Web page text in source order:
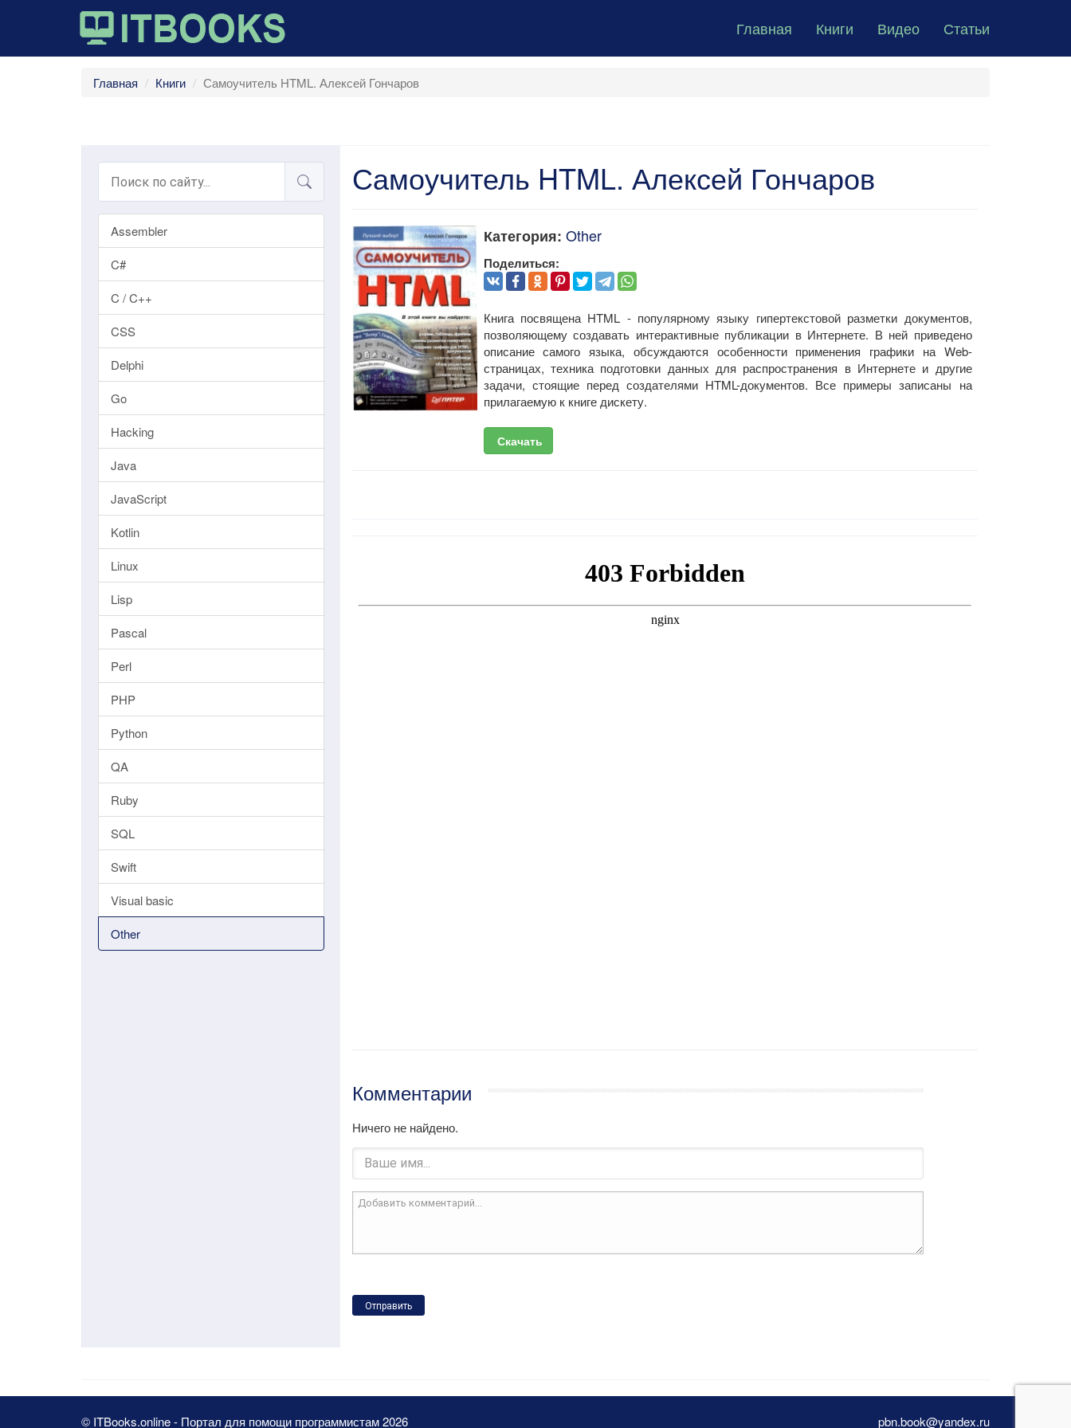
Главная Книги Видео Статьи
Главная Книги Самоучитель HTML. Алексей Гончаров
Assembler
C#
C / C++
CSS
Delphi
Go
Hacking
Java
JavaScript
Kotlin
Linux
Lisp
Pascal
Perl
PHP
Python
QA
Ruby
SQL
Swift
Visual basic
Other
Самоучитель HTML. Алексей Гончаров
Категория: Other
Поделиться:
Книга посвящена HTML - популярному языку гипертекстовой разметки документов,
позволяющему создавать интерактивные публикации в Интернете. В ней приведено
описание самого языка, обсуждаются особенности применения графики на Web-
страницах, техника подготовки данных для распространения в Интернете и другие
задачи, стоящие перед создателями HTML-документов. Все примеры записаны на
прилагаемую к книге дискету.
Скачать
Комментарии
Ничего не найдено.
Отправить
© ITBooks.online - Портал для помощи программистам 2026 pbn.book@yandex.ru